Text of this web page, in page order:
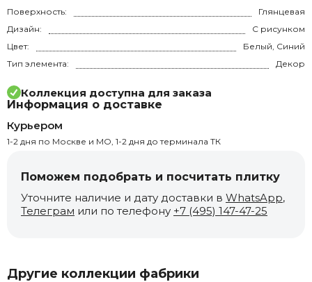
Поверхность:
Глянцевая
Дизайн:
С рисунком
Цвет:
Белый, Синий
Тип элемента:
Декор
Коллекция доступна для заказа
Информация о доставке
Курьером
1-2 дня по Москве и МО, 1-2 дня до терминала ТК
Поможем подобрать и посчитать плитку
Уточните наличие и дату доставки в WhatsApp,
Телеграм или по телефону +7 (495) 147-47-25
Другие коллекции фабрики